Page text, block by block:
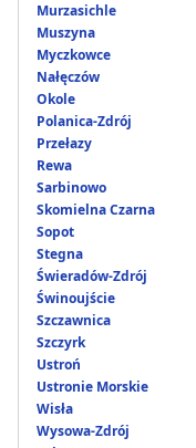
Murzasichle
Muszyna
Myczkowce
Nałęczów
Okole
Polanica-Zdrój
Przełazy
Rewa
Sarbinowo
Skomielna Czarna
Sopot
Stegna
Świeradów-Zdrój
Świnoujście
Szczawnica
Szczyrk
Ustroń
Ustronie Morskie
Wisła
Wysowa-Zdrój